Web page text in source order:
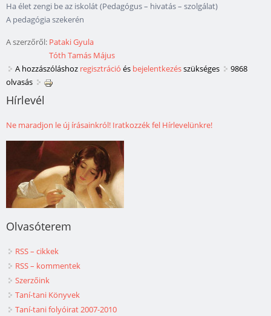
Ha élet zengi be az iskolát (Pedagógus – hivatás – szolgálat)
A pedagógia szekerén
A szerzőről: Pataki Gyula
Tóth Tamás Május
A hozzászóláshoz regisztráció és bejelentkezésszükséges
9868
olvasás
Hírlevél
Ne maradjon le új írásainkról! Iratkozzék fel Hírlevelünkre!
Olvasóterem
RSS – cikkek
RSS – kommentek
Szerzőink
Taní-tani Könyvek
Taní-tani folyóirat 2007-2010